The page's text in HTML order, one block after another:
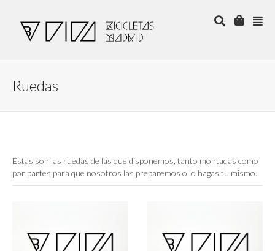
Ruedas
Estas son las ruedas de las que disponemos, tanto montadas como
por partes para que nosotros las preparemos o lo hagas tu mismo.